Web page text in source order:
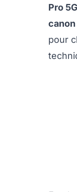
Pro
canon
pour